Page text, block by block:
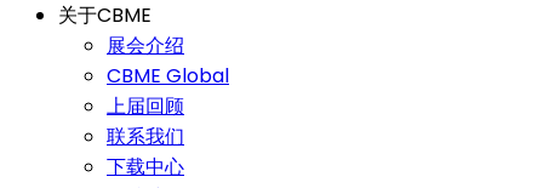
关于CBME
展会介绍
CBME Global
上届回顾
联系我们
下载中心